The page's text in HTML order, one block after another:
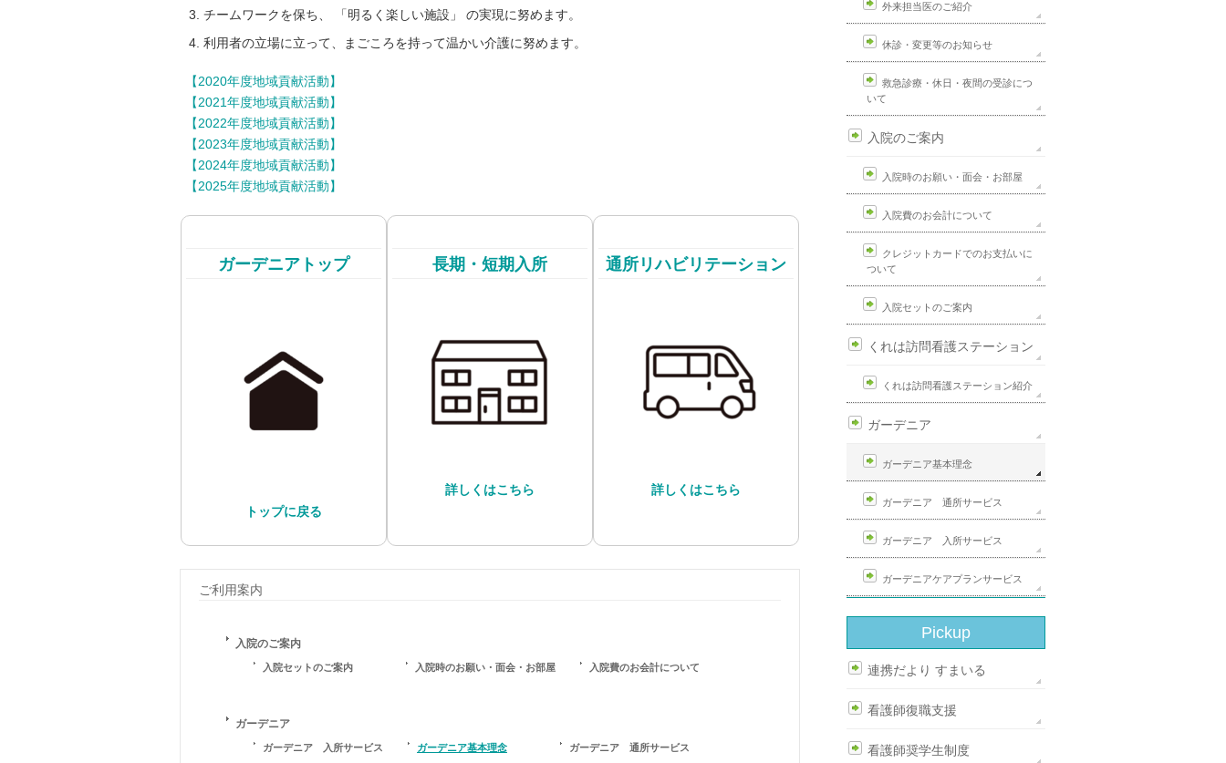
チームワークを保ち、 「明るく楽しい施設」 の実現に努めます。
利用者の立場に立って、まごころを持って温かい介護に努めます。
【2020年度地域貢献活動】
【2021年度地域貢献活動】
【2022年度地域貢献活動】
【2023年度地域貢献活動】
【2024年度地域貢献活動】
【2025年度地域貢献活動】
ガーデニアトップ
トップに戻る
長期・短期入所
詳しくはこちら
通所リハビリテーション
詳しくはこちら
ご利用案内
入院のご案内
入院セットのご案内 入院時のお願い・面会・お部屋 入院費のお会計について
ガーデニア
ガーデニア 入所サービス ガーデニア基本理念 ガーデニア 通所サービス
外来担当医のご紹介
休診・変更等のお知らせ
救急診療・休日・夜間の受診につ
いて
入院のご案内
入院時のお願い・面会・お部屋
入院費のお会計について
クレジットカードでのお支払いに
ついて
入院セットのご案内
くれは訪問看護ステーション
くれは訪問看護ステーション紹介
ガーデニア
ガーデニア基本理念
ガーデニア 通所サービス
ガーデニア 入所サービス
ガーデニアケアプランサービス
Pickup
連携だより すまいる
看護師復職支援
看護師奨学生制度